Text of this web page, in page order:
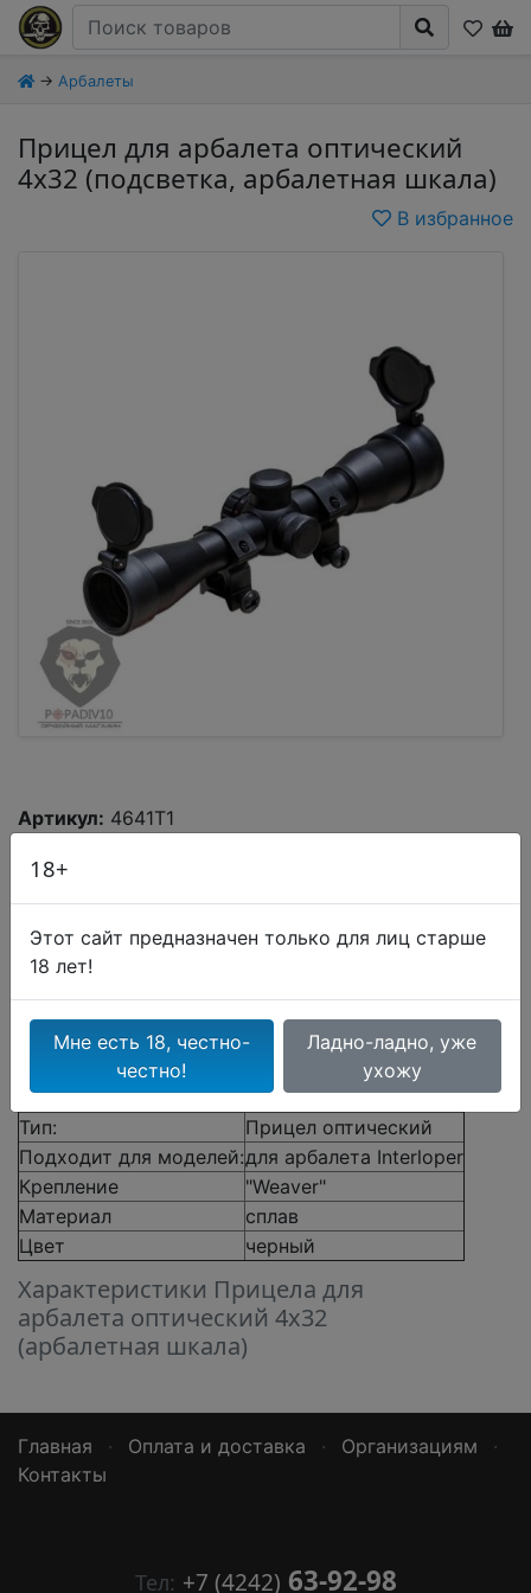
→ Арбалеты
Прицел для арбалета оптический
4х32 (подсветка, арбалетная шкала)
В избранное
Артикул: 4641T1
Описание
Характеристики Прицела для
арбалета оптический 4х32
(арбалетная шкала)
Производитель
Interloper
Тип:
Прицел оптический
Подходит для моделей:для арбалета Interloper
Крепление
"Weaver"
Материал
сплав
Цвет
черный
Главная · Оплата и доставка · Организациям
·
Контакты
Тел: +7 (4242) 63-92-98
18+
Этот сайт предназначен только для лиц старше
18 лет!
Мне есть 18, честно-
честно!
Ладно-ладно, уже
ухожу